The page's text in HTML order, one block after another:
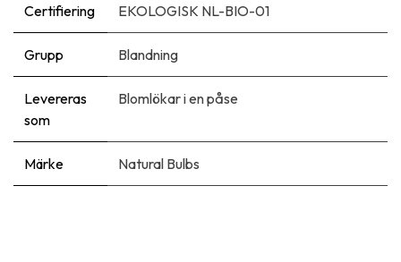
Certifiering EKOLOGISK NL-BIO-01
Grupp Blandning
Levereras
som
Blomlökar i en påse
Märke Natural Bulbs